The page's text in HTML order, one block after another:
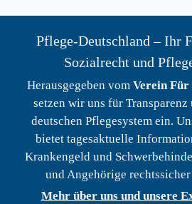
Pflege-Deutschland – Ihr
Sozialrecht und
Herausgegeben vom Verein Für
setzen wir uns für
deutschen Pflegesystem ein.
bietet tagesaktuelle
Krankengeld und
und Angehörige
Mehr über uns und unsere